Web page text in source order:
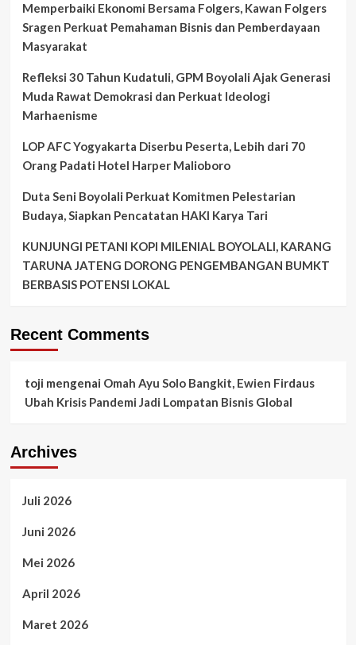
Memperbaiki Ekonomi Bersama Folgers, Kawan Folgers
Sragen Perkuat Pemahaman Bisnis dan Pemberdayaan
Masyarakat
Refleksi 30 Tahun Kudatuli, GPM Boyolali Ajak Generasi
Muda Rawat Demokrasi dan Perkuat Ideologi
Marhaenisme
LOP AFC Yogyakarta Diserbu Peserta, Lebih dari 70
Orang Padati Hotel Harper Malioboro
Duta Seni Boyolali Perkuat Komitmen Pelestarian
Budaya, Siapkan Pencatatan HAKI Karya Tari
KUNJUNGI PETANI KOPI MILENIAL BOYOLALI, KARANG
TARUNA JATENG DORONG PENGEMBANGAN BUMKT
BERBASIS POTENSI LOKAL
Recent Comments
toji mengenai Omah Ayu Solo Bangkit, Ewien Firdaus
Ubah Krisis Pandemi Jadi Lompatan Bisnis Global
Archives
Juli 2026
Juni 2026
Mei 2026
April 2026
Maret 2026